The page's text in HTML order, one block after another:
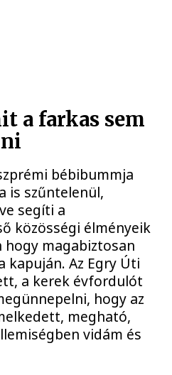
a farkas sem
bébibummja
is szűntelenül,
segíti a
közösségi élményeik
hogy magabiztosan
kapuján. Az Egry Úti
a kerek évfordulót
hogy az
megható,
vidám és